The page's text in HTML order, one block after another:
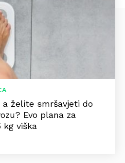
a želite smršavjeti do
Evo plana za
kg viška